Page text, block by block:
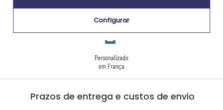
Personalizado
em França
Prazos de entrega e custos de envio
Configurar